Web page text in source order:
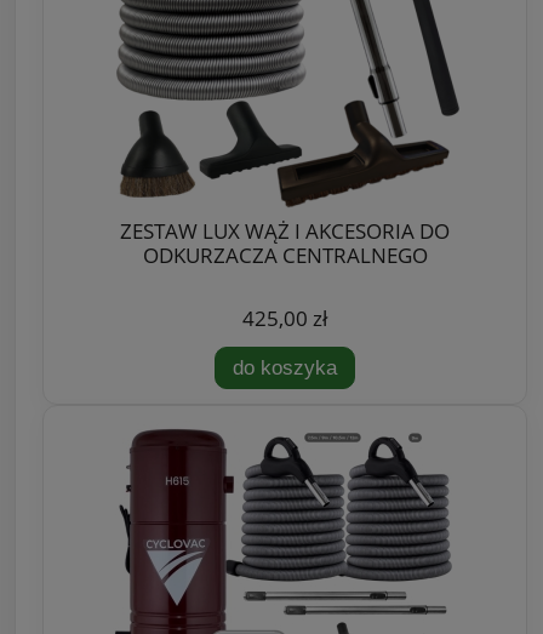
ZESTAW LUX WĄŻ I AKCESORIA DO
ODKURZACZA CENTRALNEGO
425,00 zł
do koszyka